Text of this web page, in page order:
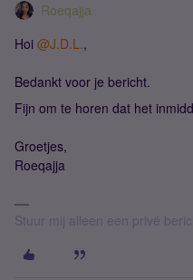
Roeqajja
Hoi @J.D.L.,
Bedankt voor je bericht.
Fijn om te horen dat het
Groetjes,
Roeqajja
Stuur mij alleen een privé